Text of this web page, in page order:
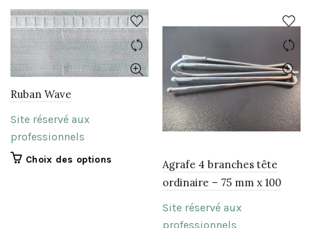
Ruban Wave
Site réservé aux
professionnels
Choix des options
Agrafe 4 branches tête
ordinaire – 75 mm x 100
Site réservé aux
professionnels